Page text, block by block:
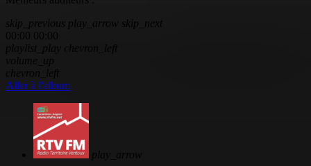
skip_previous play_arrow skip_next
00:00 00:00
Aller à l'album